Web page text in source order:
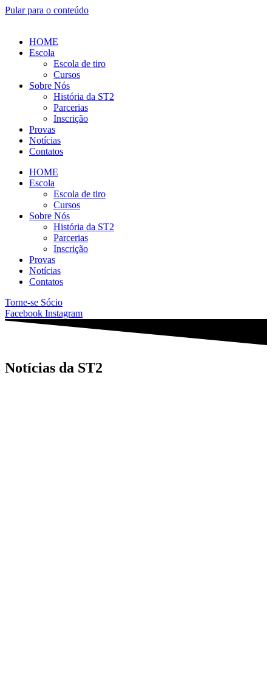
Pular para o conteúdo
HOME
Escola
Escola de tiro
Cursos
Sobre Nós
História da ST2
Parcerias
Inscrição
Provas
Notícias
Contatos
HOME
Escola
Escola de tiro
Cursos
Sobre Nós
História da ST2
Parcerias
Inscrição
Provas
Notícias
Contatos
Torne-se Sócio
Facebook Instagram
Notícias da ST2